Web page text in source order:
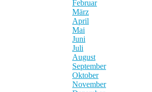
Februar
März
April
Mai
Juni
Juli
August
September
Oktober
November